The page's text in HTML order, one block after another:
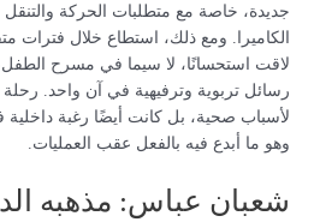
جديدة، خاصة مع متطلبات الحركة
الكاميرا. ومع ذلك، استطاع خلال فترات
لاقت استحسانًا، لا سيما في مسرح
رسائل تربوية وترفيهية في آن واحد.
لأسباب صحية، بل كانت أيضًا رغبة داخلية
وهو ما أبدع فيه بالفعل عقب العمليات.
شعبان عباس: مذهبه